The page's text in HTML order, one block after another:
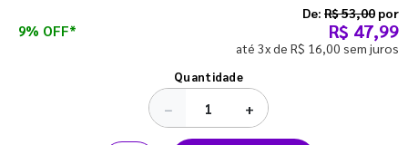
9% OFF*
De: R$ 53,00 por
R$ 47,99
até 3x de R$ 16,00 sem juros
Quantidade
− +